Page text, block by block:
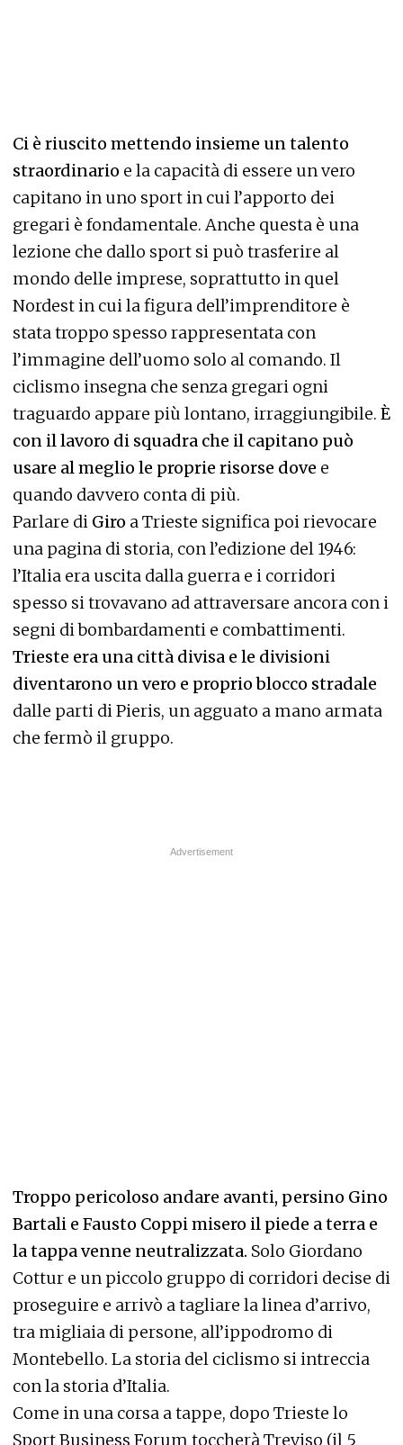
Ci è riuscito mettendo insieme un talento
straordinario e la capacità di essere un vero
capitano in uno sport in cui l’apporto dei
gregari è fondamentale. Anche questa è una
lezione che dallo sport si può trasferire al
mondo delle imprese, soprattutto in quel
Nordest in cui la figura dell’imprenditore è
stata troppo spesso rappresentata con
l’immagine dell’uomo solo al comando. Il
ciclismo insegna che senza gregari ogni
traguardo appare più lontano, irraggiungibile. È
con il lavoro di squadra che il capitano può
usare al meglio le proprie risorse dove e
quando davvero conta di più.
Parlare di Giro a Trieste significa poi rievocare
una pagina di storia, con l’edizione del 1946:
l’Italia era uscita dalla guerra e i corridori
spesso si trovavano ad attraversare ancora con i
segni di bombardamenti e combattimenti.
Trieste era una città divisa e le divisioni
diventarono un vero e proprio blocco stradale
dalle parti di Pieris, un agguato a mano armata
che fermò il gruppo.
Troppo pericoloso andare avanti, persino Gino
Bartali e Fausto Coppi misero il piede a terra e
la tappa venne neutralizzata. Solo Giordano
Cottur e un piccolo gruppo di corridori decise di
proseguire e arrivò a tagliare la linea d’arrivo,
tra migliaia di persone, all’ippodromo di
Montebello. La storia del ciclismo si intreccia
con la storia d’Italia.
Come in una corsa a tappe, dopo Trieste lo
Sport Business Forum toccherà Treviso (il 5